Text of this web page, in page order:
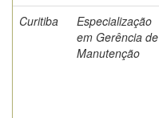
Curitiba
Especialização
em Gerência de
Manutenção